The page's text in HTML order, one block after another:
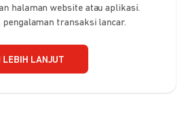
halaman website atau aplikasi.
pengalaman transaksi lancar.
LEBIH LANJUT